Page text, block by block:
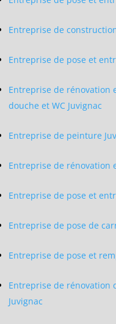
Entreprise de
Entreprise de pose et
Entreprise de rénovation
douche et WC Juvignac
Entreprise de peinture
Entreprise de rénovation
Entreprise de pose et
Entreprise de pose de
Entreprise de pose et
Entreprise de rénovation
Juvignac